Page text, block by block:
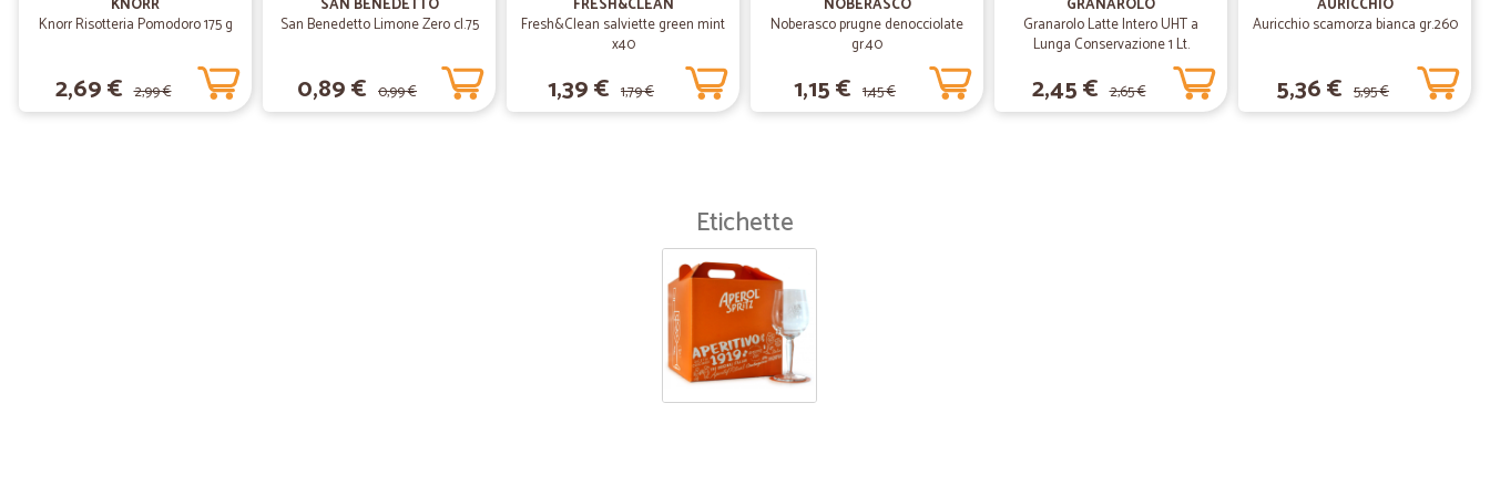
KNORR
Knorr Risotteria Pomodoro 175 g
2,69 € 2,99 €
SAN BENEDETTO
San Benedetto Limone Zero cl.75
0,89 € 0,99 €
FRESH&CLEAN
Fresh&Clean salviette green mint
x40
1,39 € 1,79 €
NOBERASCO
Noberasco prugne denocciolate
gr.40
1,15 € 1,45 €
GRANAROLO
Granarolo Latte Intero UHT a
Lunga Conservazione 1 Lt.
2,45 € 2,65 €
AURICCHIO
Auricchio scamorza bianca gr.260
5,36 € 5,95 €
Etichette